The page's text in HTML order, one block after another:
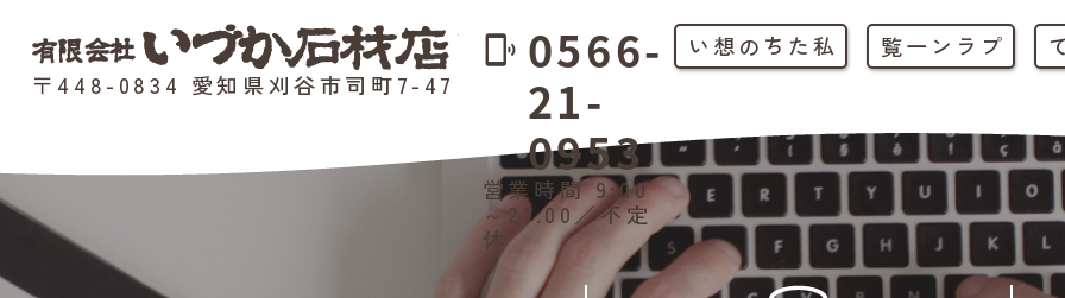
〒448-0834 愛知県刈谷市司町7-47
phonelink_ring 0566-
21-
0953
営業時間 9:00
～21:00／不定
休
私たちの想い プラン一覧